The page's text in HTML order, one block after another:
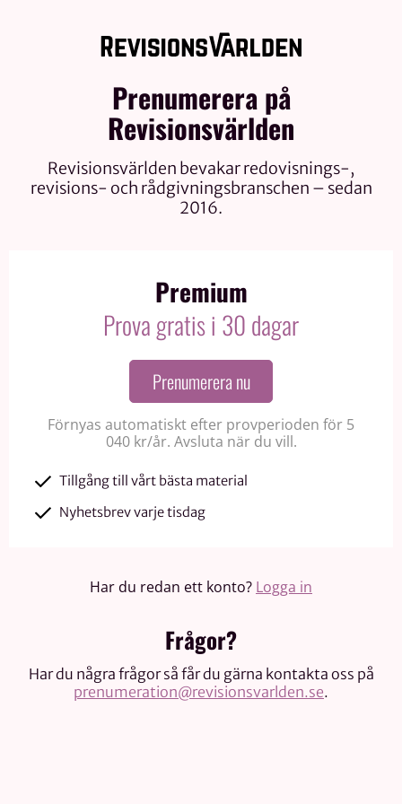
Prenumerera på
Revisionsvärlden
Revisionsvärlden bevakar redovisnings-,
revisions- och rådgivningsbranschen – sedan
2016.
Premium
Prova gratis i 30 dagar
Prenumerera nu
Förnyas automatiskt efter provperioden för 5
040 kr/år. Avsluta när du vill.
Tillgång till vårt bästa material
Nyhetsbrev varje tisdag
Har du redan ett konto? Logga in
Frågor?
Har du några frågor så får du gärna kontakta oss på
prenumeration@revisionsvarlden.se.